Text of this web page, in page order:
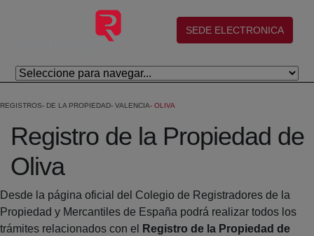
Saltar al contenido principal
(abre en nueva ventana)
SEDE ELECTRONICA
REGISTROS DE LA PROPIEDAD VALENCIA OLIVA
Registro de la Propiedad de
Oliva
Desde la página oficial del Colegio de Registradores de la
Propiedad y Mercantiles de España podrá realizar todos los
trámites relacionados con el
Registro de la Propiedad de